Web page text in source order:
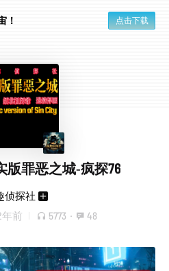
！ 点击下载
版罪恶之城-疯探76
侦探社
年前 5773 · 48